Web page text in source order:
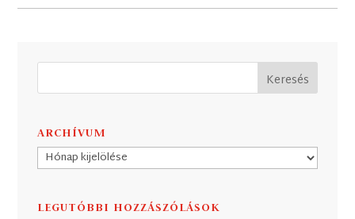
ARCHÍVUM
Archívum
LEGUTÓBBI HOZZÁSZÓLÁSOK